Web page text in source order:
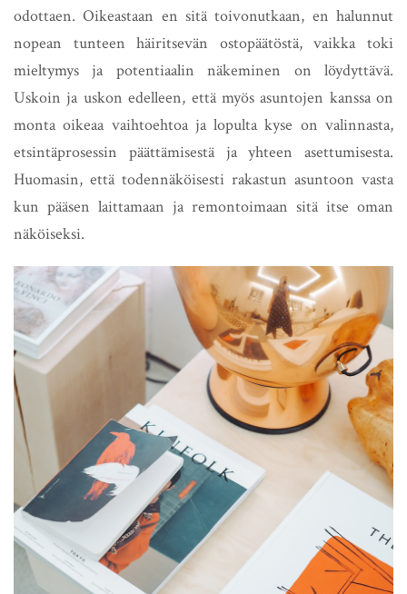
odottaen. Oikeastaan en sitä toivonutkaan, en halunnut
nopean tunteen häiritsevän ostopäätöstä, vaikka toki
mieltymys ja potentiaalin näkeminen on löydyttävä.
Uskoin ja uskon edelleen, että myös asuntojen kanssa on
monta oikeaa vaihtoehtoa ja lopulta kyse on valinnasta,
etsintäprosessin päättämisestä ja yhteen asettumisesta.
Huomasin, että todennäköisesti rakastun asuntoon vasta
kun pääsen laittamaan ja remontoimaan sitä itse oman
näköiseksi.